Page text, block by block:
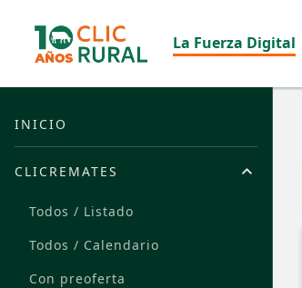
La Fuerza Digital
INICIO
CLICREMATES
Todos / Listado
Todos / Calendario
Con preoferta